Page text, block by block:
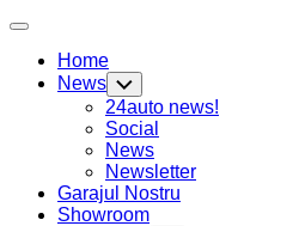
Skip
content
Expand
Home
News Toggle
Child
Menu
24auto news!
Social
News
Newsletter
Garajul Nostru
Showroom